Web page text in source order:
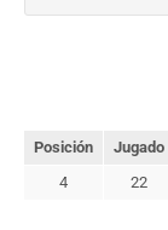
Posición Jugado
4
22